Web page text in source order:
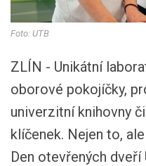
Foto: UTB
ZLÍN - Unikátní
oborové pokojíčky,
univerzitní knihovny
klíčenek. Nejen to,
Den otevřených